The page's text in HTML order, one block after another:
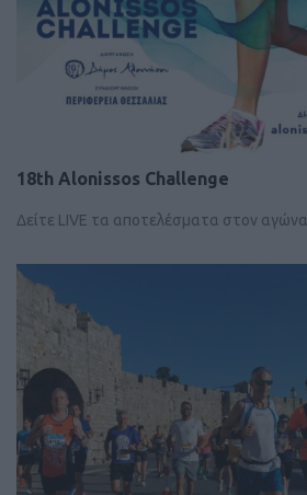
18th Alonissos Challenge
Δείτε LIVE τα αποτελέσματα στον αγώνα